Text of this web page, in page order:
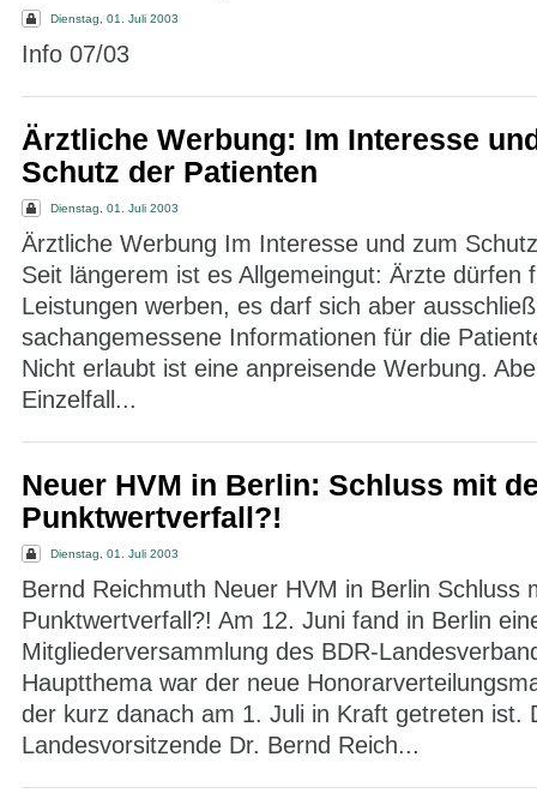
Dienstag, 01. Juli 2003
Info 07/03
Ärztliche Werbung: Im Interesse
Schutz der Patienten
Dienstag, 01. Juli 2003
Ärztliche Werbung Im Interesse und zum
Seit längerem ist es Allgemeingut: Ärzte dürfen
Leistungen werben, es darf sich aber
sachangemessene Informationen für die
Nicht erlaubt ist eine anpreisende Werbung.
Einzelfall...
Neuer HVM in Berlin: Schluss mit
Punktwertverfall?!
Dienstag, 01. Juli 2003
Bernd Reichmuth Neuer HVM in Berlin Schluss
Punktwertverfall?! Am 12. Juni fand in Berlin
Mitgliederversammlung des BDR-
Hauptthema war der neue
der kurz danach am 1. Juli in Kraft getreten ist.
Landesvorsitzende Dr. Bernd Reich...